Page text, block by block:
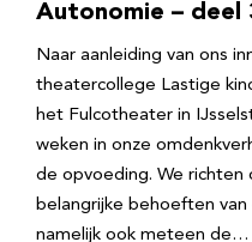
Autonomie – deel
Naar aanleiding van ons
theatercollege Lastige
het Fulcotheater in
weken in onze
de opvoeding. We
belangrijke behoeften
namelijk ook meteen de…